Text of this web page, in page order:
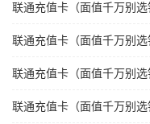
联通充值卡（面值千万别
联通充值卡（面值千万别
联通充值卡（面值千万别
联通充值卡（面值千万别